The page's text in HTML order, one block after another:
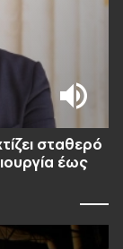
σταθερό
έως